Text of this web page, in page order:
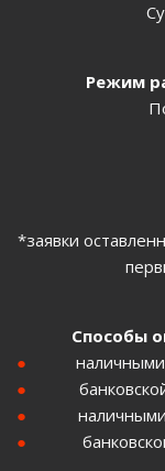
Режим
*заявки
Способы